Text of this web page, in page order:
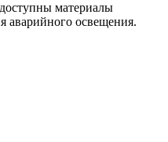
материалы
аварийного освещения.